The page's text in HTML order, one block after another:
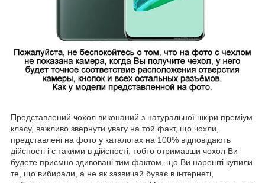
Представлений чохол виконаний з натуральної шкіри преміум
класу, важливо звернути увагу на той факт, що чохли,
представлені на фото у каталогах на 100% відповідають
дійсності і є такими в дійсності, тобто отримавши чохол Ви
будете приємно здивовані тим фактом, що Ви нарешті купили
те, що вибирали, а не як зазвичай буває в інтернеті,